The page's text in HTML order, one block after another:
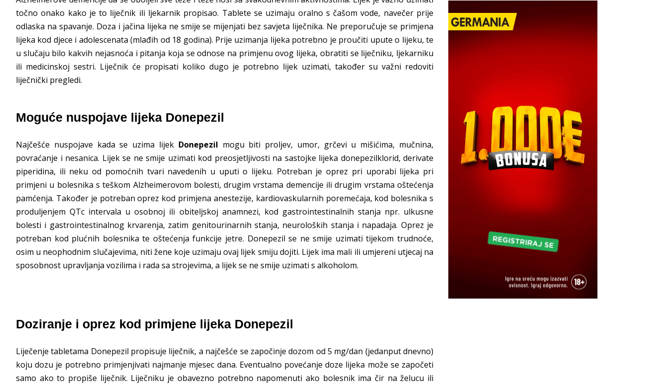
točno onako kako je to liječnik ili ljekarnik propisao. Tablete se uzimaju oralno s čašom vode, navečer prije
odlaska na spavanje. Doza i jačina lijeka ne smije se mijenjati bez savjeta liječnika. Ne preporučuje se primjena
lijeka kod djece i adolescenata (mlađih od 18 godina). Prije uzimanja lijeka potrebno je proučiti upute o lijeku, te
u slučaju bilo kakvih nejasnoća i pitanja koja se odnose na primjenu ovog lijeka, obratiti se liječniku, ljekarniku
ili medicinskoj sestri. Liječnik će propisati koliko dugo je potrebno lijek uzimati, također su važni redoviti
liječnički pregledi.
Moguće nuspojave lijeka Donepezil
Najčešće nuspojave kada se uzima lijek Donepezil mogu biti proljev, umor, grčevi u mišićima, mučnina,
povraćanje i nesanica. Lijek se ne smije uzimati kod preosjetljivosti na sastojke lijeka donepezilklorid, derivate
piperidina, ili neku od pomoćnih tvari navedenih u uputi o lijeku. Potreban je oprez pri uporabi lijeka pri
primjeni u bolesnika s teškom Alzheimerovom bolesti, drugim vrstama demencije ili drugim vrstama oštećenja
pamćenja. Također je potreban oprez kod primjena anestezije, kardiovaskularnih poremećaja, kod bolesnika s
produljenjem QTc intervala u osobnoj ili obiteljskoj anamnezi, kod gastrointestinalnih stanja npr. ulkusne
bolesti i gastrointestinalnog krvarenja, zatim genitourinarnih stanja, neuroloških stanja i napadaja. Oprez je
potreban kod plućnih bolesnika te oštećenja funkcije jetre. Donepezil se ne smije uzimati tijekom trudnoće,
osim u neophodnim slučajevima, niti žene koje uzimaju ovaj lijek smiju dojiti. Lijek ima mali ili umjereni utjecaj na
sposobnost upravljanja vozilima i rada sa strojevima, a lijek se ne smije uzimati s alkoholom.
Doziranje i oprez kod primjene lijeka Donepezil
Liječenje tabletama Donepezil propisuje liječnik, a najčešće se započinje dozom od 5 mg/dan (jedanput dnevno)
koju dozu je potrebno primjenjivati najmanje mjesec dana. Eventualno povećanje doze lijeka može se započeti
samo ako to propiše liječnik. Liječniku je obavezno potrebno napomenuti ako bolesnik ima čir na želucu ili